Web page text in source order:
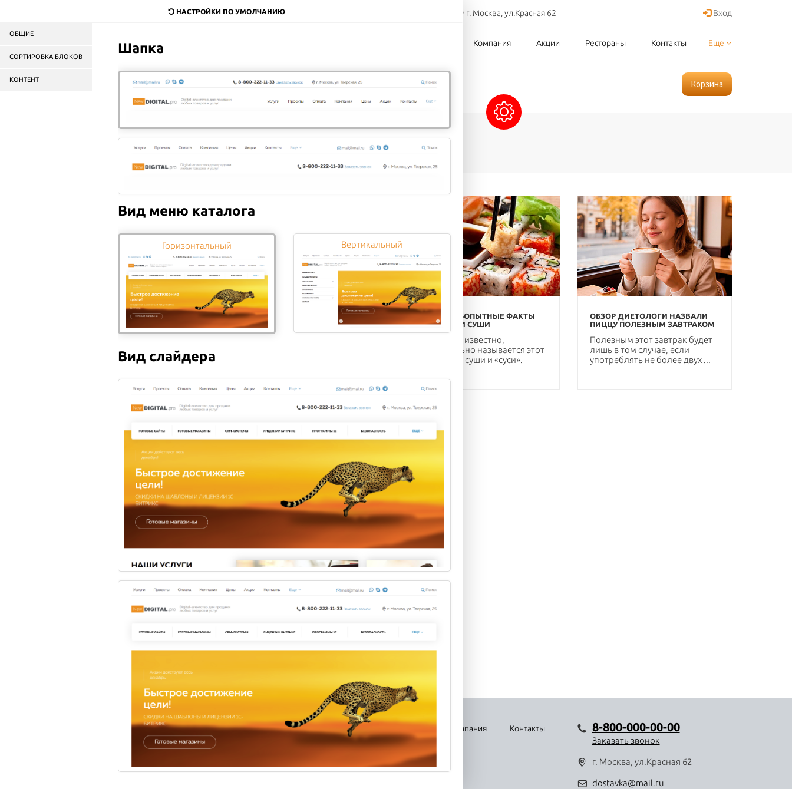
НАСТРОЙКИ ПО УМОЛЧАНИЮ
ОБЩИЕ
СОРТИРОВКА БЛОКОВ
КОНТЕНТ
Шапка
Вид меню каталога
Горизонтальный Вертикальный
Вид слайдера
г. Москва, ул.Красная 62 Вход
Компания Акции Рестораны Контакты Еще
Роллы Салаты Бургеры Сэндвичи Напитки Десерты Корзина
ОБЗОРЫ ПРОДУКЦИИ
СТАТЬИ И ОБЗОРЫ
ОБЗОР ЕДА В ИНСТАГРАМЕ
Мейкснер пишет в своем
инстаграме о здоровом
ОБЗОР ПОЛЕЗНОЙ ЕДЫ, ЧТОБЫ
ПОХУДЕТЬ
ОБЗОР ЛЮБОПЫТНЫЕ ФАКТЫ
О РОЛЛАХ И СУШИ
Мало кому известно,
но правильно называется этот
продукт не суши и «суси».
ОБЗОР ДИЕТОЛОГИ НАЗВАЛИ
ПИЦЦУ ПОЛЕЗНЫМ ЗАВТРАКОМ
Полезным этот завтрак будет
лишь в том случае, если
употреблять не более двух ...
ОБЗОР ТОП ПРОБЛЕМ, КОТОРЫЕ
По прогнозам экспертов
сферы ритейла, рост объема
цифровизации в рестора...
ОБЗОР БУРГЕР ОТМЕЧАЕТ СВОЙ
Гамбургеры и чизбургеры, а
также все остальные виды
бургеров нельзя назвать зд...
Все права защищены
Доставка Оплата Новости Акции Компания Контакты 8-800-000-00-00
Заказать звонок
г. Москва, ул.Красная 62
dostavka@mail.ru